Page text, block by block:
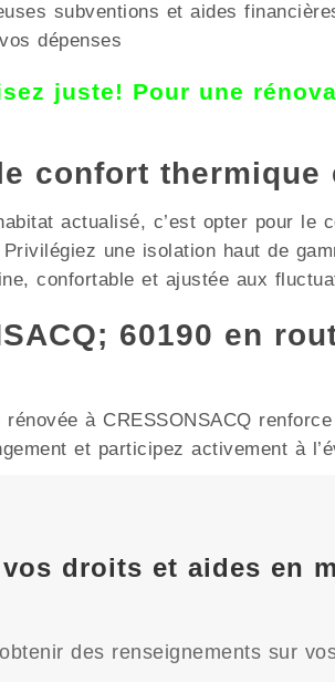
subventions et aides
dépenses
juste! Pour une
confort
actualisé, c’est opter pour
une isolation haut de
confortable et ajustée aux
60190 en
rénovée à CRESSONSACQ
et participez activement à
droits et aides en
des renseignements sur